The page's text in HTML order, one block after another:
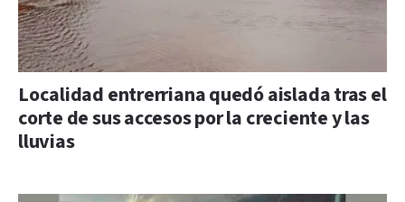
Localidad entrerriana quedó aislada tras el
corte de sus accesos por la creciente y las
lluvias